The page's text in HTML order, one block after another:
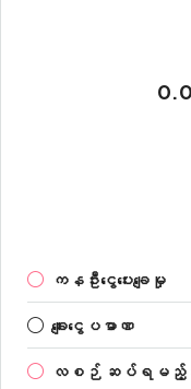
ကနဦးငွေပေးချေမှု
ချေးငွေပမာဏ
လစဉ် ဆပ်ရမည့်